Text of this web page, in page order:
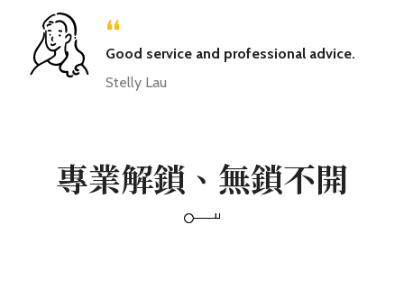
“
Good service and professional advice.
Stelly Lau
專業解鎖、無鎖不開